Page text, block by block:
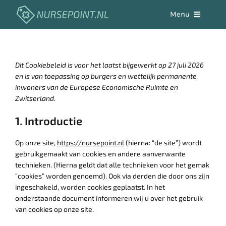
Menu
Werken in de zorg
Hulpmiddelen
Vacaturebank
Dit Cookiebeleid is voor het laatst bijgewerkt op 27 juli 2026
en is van toepassing op burgers en wettelijk permanente
inwoners van de Europese Economische Ruimte en
Zwitserland.
1. Introductie
Op onze site, https://nursepoint.nl (hierna: “de site”) wordt
gebruikgemaakt van cookies en andere aanverwante
technieken. (Hierna geldt dat alle technieken voor het gemak
“cookies” worden genoemd). Ook via derden die door ons zijn
ingeschakeld, worden cookies geplaatst. In het
onderstaande document informeren wij u over het gebruik
van cookies op onze site.